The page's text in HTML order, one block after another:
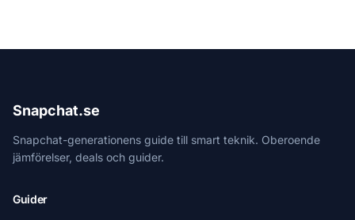
Snapchat.se
Snapchat-generationens guide till smart teknik. Oberoende
jämförelser, deals och guider.
Guider